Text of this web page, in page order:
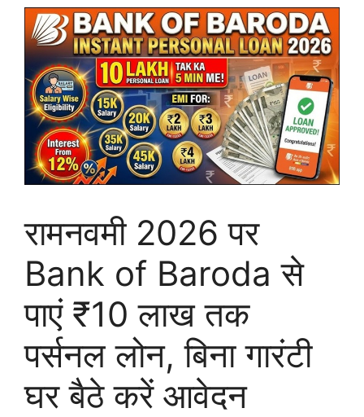
रामनवमी 2026 पर
Bank of Baroda से
पाएं ₹10 लाख तक
पर्सनल लोन, बिना गारंटी
घर बैठे करें आवेदन